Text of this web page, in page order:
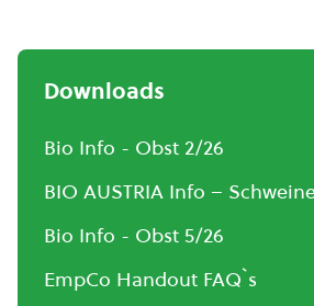
Downloads
Bio Info - Obst 2/26
BIO AUSTRIA Info –
Bio Info - Obst 5/26
EmpCo Handout FAQ`s